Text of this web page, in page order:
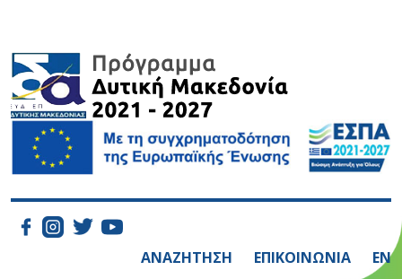
ΑΝΑΖΗΤΗΣΗ ΕΠΙΚΟΙΝΩΝΙΑ EN